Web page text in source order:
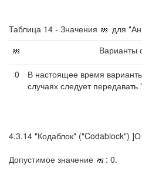
Таблица 14 - Значения
для
Варианты
0
В настоящее время
случаях следует передавать
4.3.14 "Кодаблок" ("Codablock") ]О
Допустимое значение
: 0.